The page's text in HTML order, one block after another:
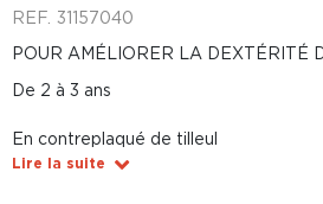
REF. 31157040
POUR AMÉLIORER LA DEXTÉRITÉ
De 2 à 3 ans
En contreplaqué de tilleul
Lire la suite